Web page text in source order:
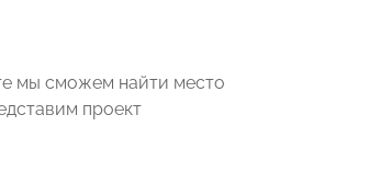
мы сможем найти место
проект